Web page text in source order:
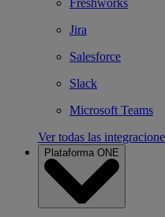
Freshworks
Jira
Salesforce
Slack
Microsoft Teams
Ver todas las
Plataforma ONE